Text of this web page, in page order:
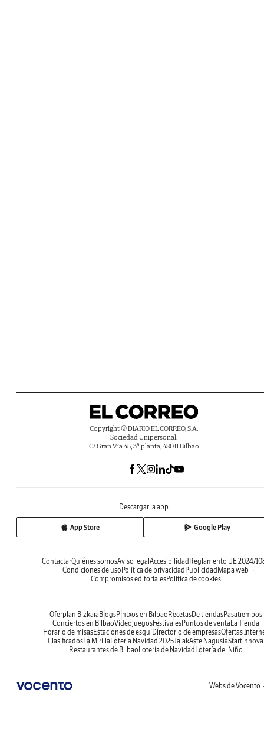
Copyright © DIARIO EL CORREO, S.A.
Sociedad Unipersonal.
C/ Gran Vía 45, 3ª planta, 48011 Bilbao
Descargar la app
App Store Google Play
ContactarQuiénes somosAviso legal Accesibilidad Reglamento UE 2024/
Condiciones de uso Política de privacidad Publicidad Mapa web
Compromisos editorialesPolítica de cookies
Oferplan Bizkaia BlogsPintxos en Bilbao RecetasDe tiendasPasatiempos
Conciertos en BilbaoVideojuegosFestivalesPuntos de venta La Tienda
Horario de misasEstaciones de esquíDirectorio de empresasOfertas
ClasificadosLa Mirilla Lotería Navidad 2025JaiakAste NagusiaStartinnova
Restaurantes de Bilbao Lotería de Navidad Lotería del Niño
Webs de Vocento